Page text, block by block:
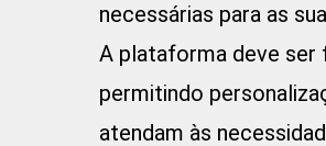
necessárias para as
A plataforma deve ser
permitindo
atendam às